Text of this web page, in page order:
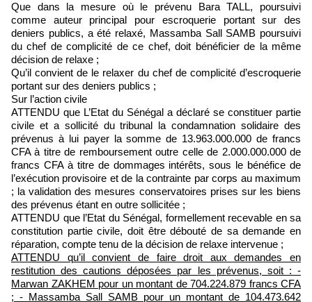
Que dans la mesure où le prévenu Bara TALL, poursuivi
comme auteur principal pour escroquerie portant sur des
deniers publics, a été relaxé, Massamba Sall SAMB poursuivi
du chef de complicité de ce chef, doit bénéficier de la même
décision de relaxe ;
Qu’il convient de le relaxer du chef de complicité d’escroquerie
portant sur des deniers publics ;
Sur l’action civile
ATTENDU que L’Etat du Sénégal a déclaré se constituer partie
civile et a sollicité du tribunal la condamnation solidaire des
prévenus à lui payer la somme de 13.963.000.000 de francs
CFA à titre de remboursement outre celle de 2.000.000.000 de
francs CFA à titre de dommages intérêts, sous le bénéfice de
l’exécution provisoire et de la contrainte par corps au maximum
; la validation des mesures conservatoires prises sur les biens
des prévenus étant en outre sollicitée ;
ATTENDU que l’Etat du Sénégal, formellement recevable en sa
constitution partie civile, doit être débouté de sa demande en
réparation, compte tenu de la décision de relaxe intervenue ;
ATTENDU qu’il convient de faire droit aux demandes en
restitution des cautions déposées par les prévenus, soit : -
Marwan ZAKHEM pour un montant de 704.224.879 francs CFA
; - Massamba Sall SAMB pour un montant de 104.473.642